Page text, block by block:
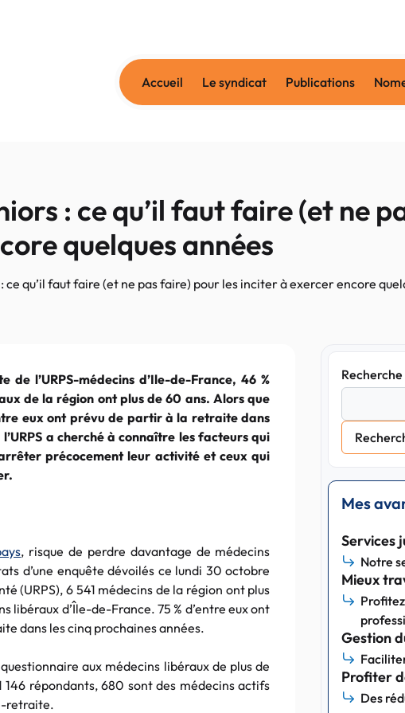
Accueil Le syndicat Publications
: ce qu’il faut faire (et ne
quelques années
ce qu’il faut faire (et ne pas faire) pour les inciter à exercer encore
de l’URPS-médecins d’Ile-de-France, 46 %
de la région ont plus de 60 ans. Alors que
eux ont prévu de partir à la retraite dans
a cherché à connaître les facteurs qui
précocement leur activité et ceux qui
, risque de perdre davantage de médecins
d’une enquête dévoilés ce lundi 30 octobre
(URPS), 6 541 médecins de la région ont plus
libéraux d’Île-de-France. 75 % d’entre eux ont
dans les cinq prochaines années.
aux médecins libéraux de plus de
répondants, 680 sont des médecins actifs
retraite.
Mes
Services
Notre
Mieux
Gestion
Profiter
Des